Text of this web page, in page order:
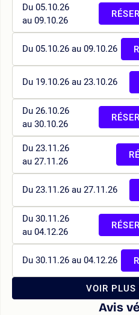
Du 05.10.26
au 09.10.26
Du 05.10.26 au 09.10.26
Du 19.10.26 au 23.10.26
Du 26.10.26
au 30.10.26
Du 23.11.26
au 27.11.26
Du 23.11.26 au 27.11.26
Du 30.11.26
au 04.12.26
Du 30.11.26 au 04.12.26
VOIR PLUS
Avis